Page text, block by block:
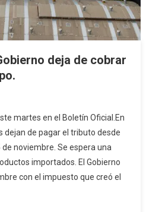
deja de cobrar
martes en el Boletín Oficial.En
dejan de pagar el tributo desde
de noviembre. Se espera una
importados. El Gobierno
con el impuesto que creó el